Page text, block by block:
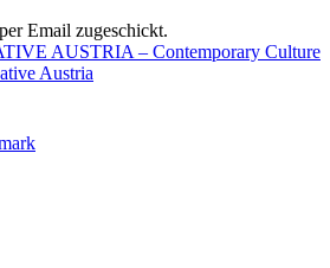
Email zugeschickt.
AUSTRIA – Contemporary Culture